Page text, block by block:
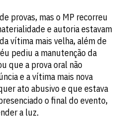
provas, mas o MP recorreu
e autoria estavam
vítima mais velha, além de
pediu a manutenção da
que a prova oral não
e a vítima mais nova
ato abusivo e que estava
o final do evento,
a luz.